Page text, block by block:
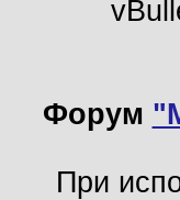
Форум
При